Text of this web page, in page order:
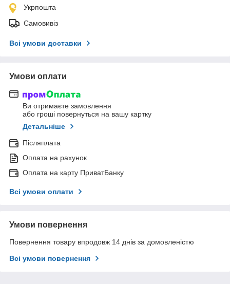
Укрпошта
Самовивіз
Всі умови доставки
Умови оплати
Ви отримаєте замовлення
або гроші повернуться на вашу картку
Детальніше
Післяплата
Оплата на рахунок
Оплата на карту ПриватБанку
Всі умови оплати
Умови повернення
Повернення товару впродовж 14 днів за домовленістю
Всі умови повернення